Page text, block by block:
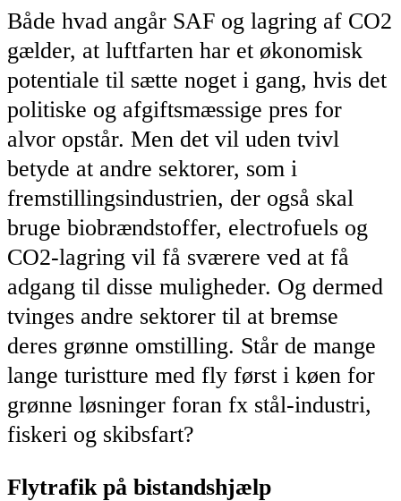
Både hvad angår SAF og lagring af CO2
gælder, at luftfarten har et økonomisk
potentiale til sætte noget i gang, hvis det
politiske og afgiftsmæssige pres for
alvor opstår. Men det vil uden tvivl
betyde at andre sektorer, som i
fremstillingsindustrien, der også skal
bruge biobrændstoffer, electrofuels og
CO2-lagring vil få sværere ved at få
adgang til disse muligheder. Og dermed
tvinges andre sektorer til at bremse
deres grønne omstilling. Står de mange
lange turistture med fly først i køen for
grønne løsninger foran fx stål-industri,
fiskeri og skibsfart?
Flytrafik på bistandshjælp